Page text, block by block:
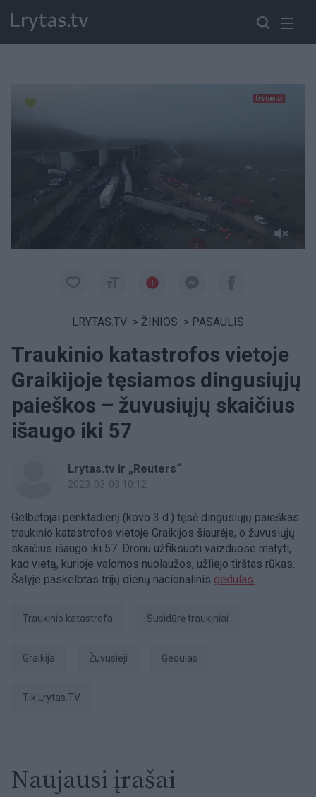
LRYTAS.TV > ŽINIOS > PASAULIS
Traukinio katastrofos vietoje
Graikijoje tęsiamos dingusiųjų
paieškos – žuvusiųjų skaičius
išaugo iki 57
Lrytas.tv ir „Reuters“
2023-03-03 10:12
Gelbėtojai penktadienį (kovo 3 d.) tęsė dingusiųjų paieškas
traukinio katastrofos vietoje Graikijos šiaurėje, o žuvusiųjų
skaičius išaugo iki 57. Dronu užfiksuoti vaizduose matyti,
kad vietą, kurioje valomos nuolaužos, užliejo tirštas rūkas.
Šalyje paskelbtas trijų dienų nacionalinis gedulas.
traukinio katastrofa susidūrė traukiniai
Graikija žuvusieji gedulas
tik Lrytas.TV
Naujausi įrašai